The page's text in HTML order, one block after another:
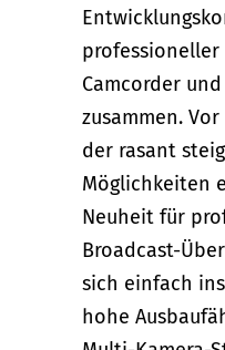
professioneller
Camcorder
zusammen.
der rasant
Möglichkeiten
Neuheit für
Broadcast-
sich einfach
hohe